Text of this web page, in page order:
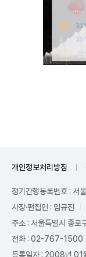
개인정보처리방침
정기간행등록번호 :
사장·편집인 : 임규진
주소 : 서울특별시 종
전화 : 02-767-1500
등록일자 : 2008년 01